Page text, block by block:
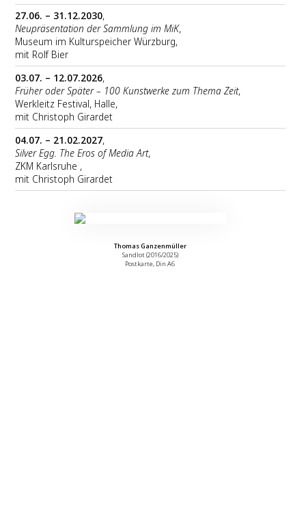
27.06. – 31.12.2030,
Neupräsentation der Sammlung im MiK,
Museum im Kulturspeicher Würzburg,
mit Rolf Bier
03.07. – 12.07.2026,
Früher oder Später – 100 Kunstwerke zum Thema Zeit,
Werkleitz Festival, Halle,
mit Christoph Girardet
04.07. – 21.02.2027,
Silver Egg. The Eros of Media Art,
ZKM Karlsruhe ,
mit Christoph Girardet
Thomas Ganzenmüller
Sandlot (2016/2025)
Postkarte, Din A6